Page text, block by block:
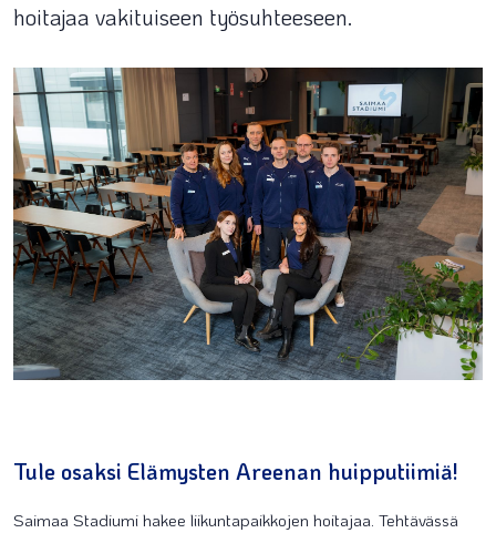
hoitajaa vakituiseen työsuhteeseen.
Tule osaksi Elämysten Areenan huipputiimiä!
Saimaa Stadiumi hakee liikuntapaikkojen hoitajaa. Tehtävässä